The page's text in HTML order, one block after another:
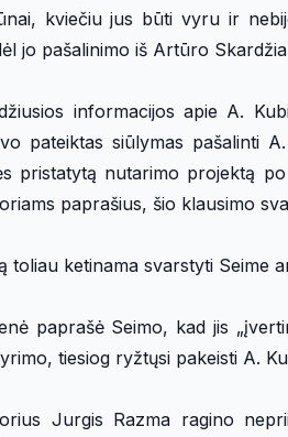
kviečiu jus būti vyru ir
jo pašalinimo iš Artūro
informacijos apie A.
pateiktas siūlymas pašalinti
pristatytą nutarimo projektą
paprašius, šio klausimo
toliau ketinama svarstyti Seime
paprašė Seimo, kad jis
tiesiog ryžtųsi pakeisti A.
Jurgis Razma ragino